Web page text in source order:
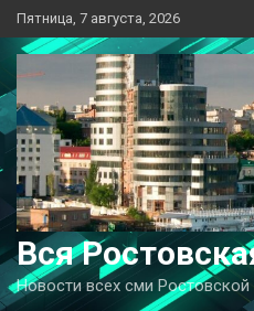
Перейти
к
содержимому
Пятница, 7 августа, 2026
Вся
Новости всех сми Ростовской